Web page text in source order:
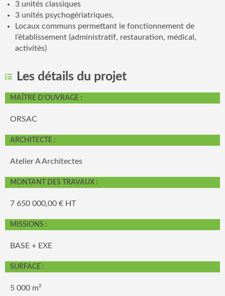
3 unités classiques
3 unités psychogériatriques,
Locaux communs permettant le fonctionnement de
l’établissement (administratif, restauration, médical,
activités)
Les détails du projet
MAÎTRE D’OUVRAGE :
ORSAC
ARCHITECTE :
Atelier A Architectes
MONTANT DES TRAVAUX :
7 650 000,00 € HT
MISSIONS :
BASE + EXE
SURFACE :
5 000 m²